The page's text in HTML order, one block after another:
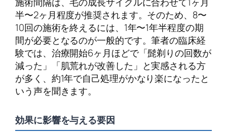
半〜2ヶ月程度が推奨されます。そのため、8〜
10回の施術を終えるには、1年〜1年半程度の期
間が必要となるのが一般的です。筆者の臨床経
験では、治療開始6ヶ月ほどで「髭剃りの回数が
減った」「肌荒れが改善した」と実感される方
が多く、約1年で自己処理がかなり楽になったと
いう声を聞きます。
効果に影響を与える要因